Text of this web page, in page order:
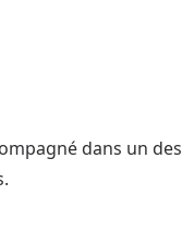
dans un des